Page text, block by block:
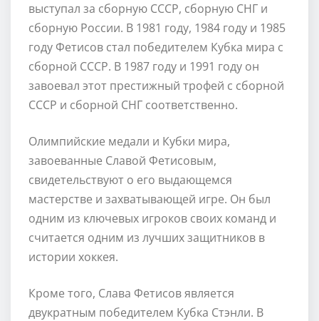
выступал за сборную СССР, сборную СНГ и
сборную России. В 1981 году, 1984 году и 1985
году Фетисов стал победителем Кубка мира с
сборной СССР. В 1987 году и 1991 году он
завоевал этот престижный трофей с сборной
СССР и сборной СНГ соответственно.
Олимпийские медали и Кубки мира,
завоеванные Славой Фетисовым,
свидетельствуют о его выдающемся
мастерстве и захватывающей игре. Он был
одним из ключевых игроков своих команд и
считается одним из лучших защитников в
истории хоккея.
Кроме того, Слава Фетисов является
двукратным победителем Кубка Стэнли. В